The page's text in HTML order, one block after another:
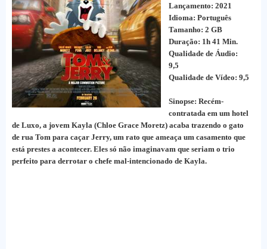
Lançamento: 2021
Idioma: Português
Tamanho: 2 GB
Duração: 1h 41 Min.
Qualidade de Áudio:
9,5
Qualidade de Vídeo: 9,5
Sinopse: Recém-
contratada em um hotel
de Luxo, a jovem Kayla (Chloe Grace Moretz) acaba trazendo o gato
de rua Tom para caçar Jerry, um rato que ameaça um casamento que
está prestes a acontecer. Eles só não imaginavam que seriam o trio
perfeito para derrotar o chefe mal-intencionado de Kayla.